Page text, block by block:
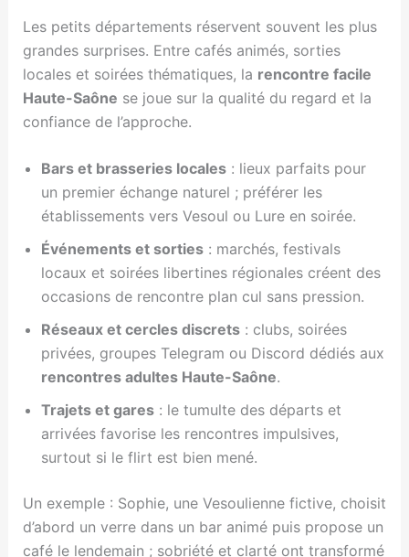
Les petits départements réservent souvent les plus
grandes surprises. Entre cafés animés, sorties
locales et soirées thématiques, la rencontre facile
Haute-Saône se joue sur la qualité du regard et la
confiance de l’approche.
Bars et brasseries locales: lieux parfaits pour
un premier échange naturel ; préférer les
établissements vers Vesoul ou Lure en soirée.
Événements et sorties: marchés, festivals
locaux et soirées libertines régionales créent des
occasions de rencontre plan cul sans pression.
Réseaux et cercles discrets: clubs, soirées
privées, groupes Telegram ou Discord dédiés aux
rencontres adultes Haute-Saône.
Trajets et gares: le tumulte des départs et
arrivées favorise les rencontres impulsives,
surtout si le flirt est bien mené.
Un exemple : Sophie, une Vesoulienne fictive, choisit
d’abord un verre dans un bar animé puis propose un
café le lendemain ; sobriété et clarté ont transformé